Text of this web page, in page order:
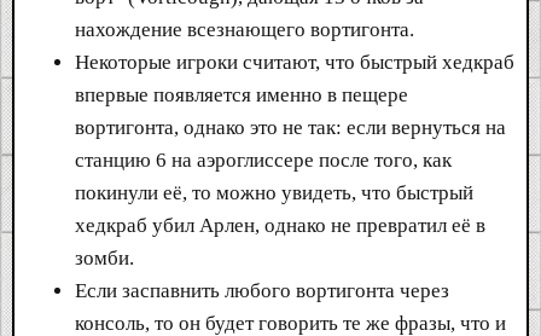
нахождение всезнающего вортигонта.
Некоторые игроки считают, что быстрый хедкраб
впервые появляется именно в пещере
вортигонта, однако это не так: если вернуться на
станцию 6 на аэроглиссере после того, как
покинули её, то можно увидеть, что быстрый
хедкраб убил Арлен, однако не превратил её в
зомби.
Если заспавнить любого вортигонта через
консоль, то он будет говорить те же фразы, что и